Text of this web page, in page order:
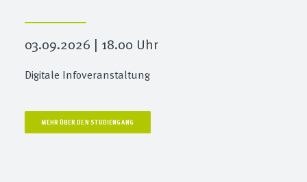
03.09.2026 | 18.00 Uhr
Digitale Infoveranstaltung
MEHR ÜBER DEN STUDIENGANG